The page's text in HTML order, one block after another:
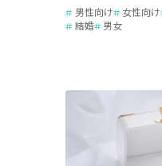
男性向け 女性向け
結婚
男女